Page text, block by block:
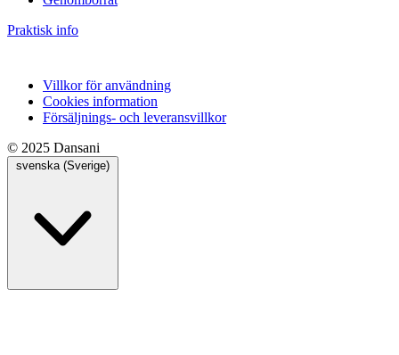
Praktisk info
Villkor för användning
Cookies information
Försäljnings- och leveransvillkor
© 2025 Dansani
svenska (Sverige)